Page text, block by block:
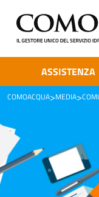
ASSISTENZA
COMOACQUA>MEDIA>